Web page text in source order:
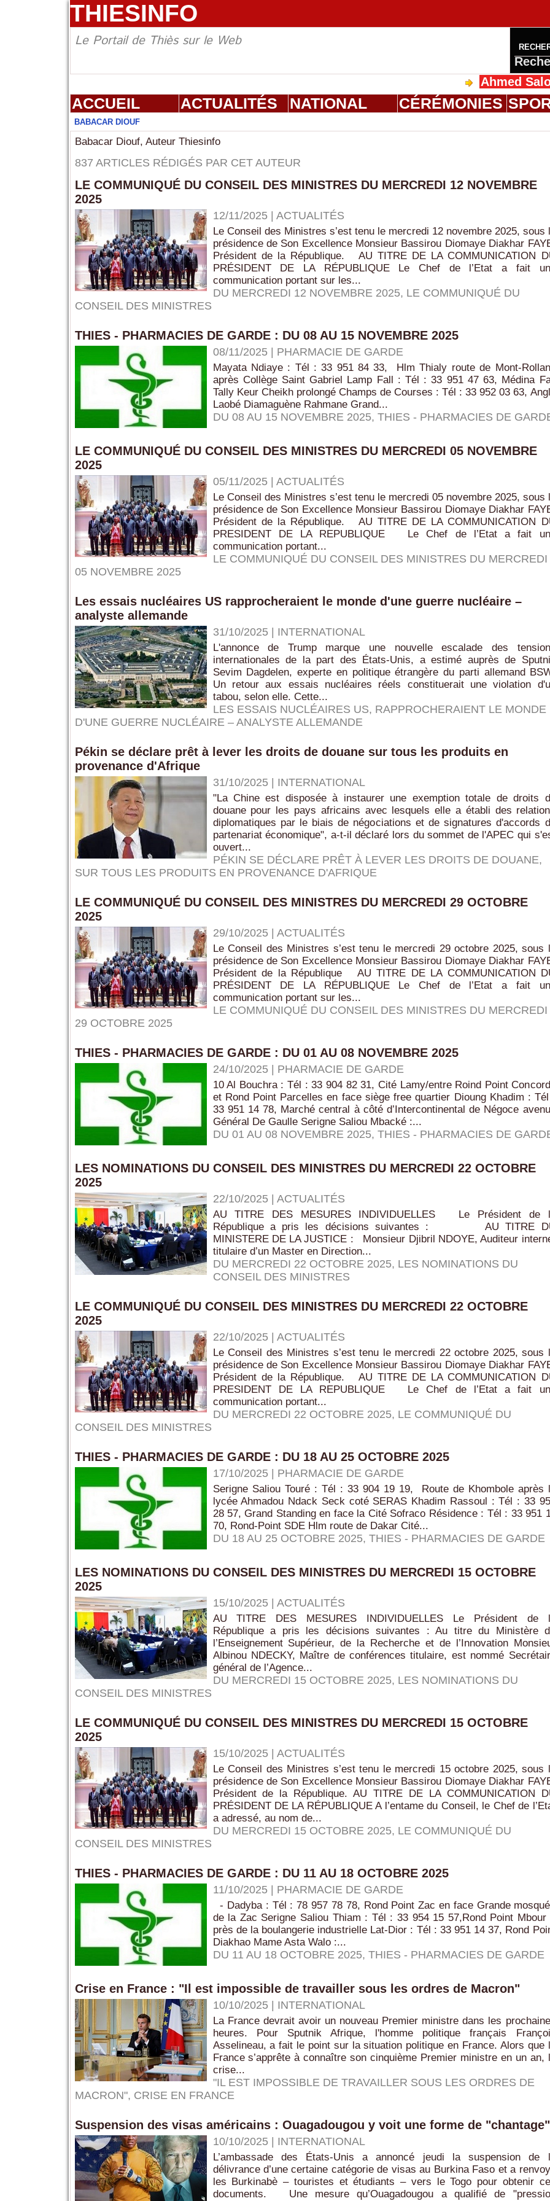
THIESINFO
Le Portail de Thiès sur le Web
Ahmed Saloum
ACCUEIL ACTUALITÉS NATIONAL CÉRÉMONIES
BABACAR DIOUF
Babacar Diouf, Auteur Thiesinfo
837 ARTICLES RÉDIGÉS PAR CET AUTEUR
LE COMMUNIQUÉ DU CONSEIL DES MINISTRES DU MERCREDI 12 NOVEMBRE
2025
12/11/2025| ACTUALITÉS
Le Conseil des Ministres s’est tenu le mercredi 12 novembre 2025, sous
présidence de Son Excellence Monsieur Bassirou Diomaye Diakhar
Président de la République. AU TITRE DE LA COMMUNICATION
PRÉSIDENT DE LA RÉPUBLIQUE Le Chef de l’Etat a fait
communication portant sur les...
DU MERCREDI 12 NOVEMBRE 2025, LE COMMUNIQUÉ DU
CONSEIL DES MINISTRES
THIES - PHARMACIES DE GARDE : DU 08 AU 15 NOVEMBRE 2025
08/11/2025| PHARMACIE DE GARDE
Mayata Ndiaye : Tél : 33 951 84 33, Hlm Thialy route de Mont-
après Collège Saint Gabriel Lamp Fall : Tél : 33 951 47 63, Médina
Tally Keur Cheikh prolongé Champs de Courses : Tél : 33 952 03 63,
Laobé Diamaguène Rahmane Grand...
DU 08 AU 15 NOVEMBRE 2025, THIES - PHARMACIES DE
LE COMMUNIQUÉ DU CONSEIL DES MINISTRES DU MERCREDI 05 NOVEMBRE
2025
05/11/2025| ACTUALITÉS
Le Conseil des Ministres s’est tenu le mercredi 05 novembre 2025, sous
présidence de Son Excellence Monsieur Bassirou Diomaye Diakhar
Président de la République. AU TITRE DE LA COMMUNICATION
PRESIDENT DE LA REPUBLIQUE Le Chef de l’Etat a fait
communication portant...
LE COMMUNIQUÉ DU CONSEIL DES MINISTRES DU MERCREDI
05 NOVEMBRE 2025
Les essais nucléaires US rapprocheraient le monde d'une guerre nucléaire –
analyste allemande
31/10/2025| INTERNATIONAL
L'annonce de Trump marque une nouvelle escalade des
internationales de la part des États-Unis, a estimé auprès de
Sevim Dagdelen, experte en politique étrangère du parti allemand
Un retour aux essais nucléaires réels constituerait une violation
tabou, selon elle. Cette...
LES ESSAIS NUCLÉAIRES US, RAPPROCHERAIENT LE MONDE
D'UNE GUERRE NUCLÉAIRE – ANALYSTE ALLEMANDE
Pékin se déclare prêt à lever les droits de douane sur tous les produits en
provenance d'Afrique
31/10/2025| INTERNATIONAL
"La Chine est disposée à instaurer une exemption totale de droits
douane pour les pays africains avec lesquels elle a établi des
diplomatiques par le biais de négociations et de signatures d'accords
partenariat économique", a-t-il déclaré lors du sommet de l'APEC qui
ouvert...
PÉKIN SE DÉCLARE PRÊT À LEVER LES DROITS DE DOUANE,
SUR TOUS LES PRODUITS EN PROVENANCE D'AFRIQUE
LE COMMUNIQUÉ DU CONSEIL DES MINISTRES DU MERCREDI 29 OCTOBRE
2025
29/10/2025| ACTUALITÉS
Le Conseil des Ministres s’est tenu le mercredi 29 octobre 2025, sous
présidence de Son Excellence Monsieur Bassirou Diomaye Diakhar
Président de la République AU TITRE DE LA COMMUNICATION
PRÉSIDENT DE LA RÉPUBLIQUE Le Chef de l’Etat a fait
communication portant sur les...
LE COMMUNIQUÉ DU CONSEIL DES MINISTRES DU MERCREDI
29 OCTOBRE 2025
THIES - PHARMACIES DE GARDE : DU 01 AU 08 NOVEMBRE 2025
24/10/2025| PHARMACIE DE GARDE
10 Al Bouchra : Tél : 33 904 82 31, Cité Lamy/entre Roind Point
et Rond Point Parcelles en face siège free quartier Dioung Khadim :
33 951 14 78, Marché central à côté d’Intercontinental de Négoce
Général De Gaulle Serigne Saliou Mbacké :...
DU 01 AU 08 NOVEMBRE 2025, THIES - PHARMACIES DE
LES NOMINATIONS DU CONSEIL DES MINISTRES DU MERCREDI 22 OCTOBRE
2025
22/10/2025| ACTUALITÉS
AU TITRE DES MESURES INDIVIDUELLES Le Président de
République a pris les décisions suivantes : AU TITRE
MINISTERE DE LA JUSTICE : Monsieur Djibril NDOYE, Auditeur
titulaire d’un Master en Direction...
DU MERCREDI 22 OCTOBRE 2025, LES NOMINATIONS DU
CONSEIL DES MINISTRES
LE COMMUNIQUÉ DU CONSEIL DES MINISTRES DU MERCREDI 22 OCTOBRE
2025
22/10/2025| ACTUALITÉS
Le Conseil des Ministres s’est tenu le mercredi 22 octobre 2025, sous
présidence de Son Excellence Monsieur Bassirou Diomaye Diakhar
Président de la République. AU TITRE DE LA COMMUNICATION
PRESIDENT DE LA REPUBLIQUE Le Chef de l’Etat a fait
communication portant...
DU MERCREDI 22 OCTOBRE 2025, LE COMMUNIQUÉ DU
CONSEIL DES MINISTRES
THIES - PHARMACIES DE GARDE : DU 18 AU 25 OCTOBRE 2025
17/10/2025| PHARMACIE DE GARDE
Serigne Saliou Touré : Tél : 33 904 19 19, Route de Khombole après
lycée Ahmadou Ndack Seck coté SERAS Khadim Rassoul : Tél : 33
28 57, Grand Standing en face la Cité Sofraco Résidence : Tél : 33 951
70, Rond-Point SDE Hlm route de Dakar Cité...
DU 18 AU 25 OCTOBRE 2025, THIES - PHARMACIES DE GARDE
LES NOMINATIONS DU CONSEIL DES MINISTRES DU MERCREDI 15 OCTOBRE
2025
15/10/2025| ACTUALITÉS
AU TITRE DES MESURES INDIVIDUELLES Le Président de
République a pris les décisions suivantes : Au titre du Ministère
l’Enseignement Supérieur, de la Recherche et de l’Innovation
Albinou NDECKY, Maître de conférences titulaire, est nommé
général de l’Agence...
DU MERCREDI 15 OCTOBRE 2025, LES NOMINATIONS DU
CONSEIL DES MINISTRES
LE COMMUNIQUÉ DU CONSEIL DES MINISTRES DU MERCREDI 15 OCTOBRE
2025
15/10/2025| ACTUALITÉS
Le Conseil des Ministres s’est tenu le mercredi 15 octobre 2025, sous
présidence de Son Excellence Monsieur Bassirou Diomaye Diakhar
Président de la République. AU TITRE DE LA COMMUNICATION
PRÉSIDENT DE LA RÉPUBLIQUE A l’entame du Conseil, le Chef de
a adressé, au nom de...
DU MERCREDI 15 OCTOBRE 2025, LE COMMUNIQUÉ DU
CONSEIL DES MINISTRES
THIES - PHARMACIES DE GARDE : DU 11 AU 18 OCTOBRE 2025
11/10/2025| PHARMACIE DE GARDE
- Dadyba : Tél : 78 957 78 78, Rond Point Zac en face Grande
de la Zac Serigne Saliou Thiam : Tél : 33 954 15 57,Rond Point Mbour
près de la boulangerie industrielle Lat-Dior : Tél : 33 951 14 37, Rond
Diakhao Mame Asta Walo :...
DU 11 AU 18 OCTOBRE 2025, THIES - PHARMACIES DE GARDE
Crise en France : "Il est impossible de travailler sous les ordres de Macron"
10/10/2025| INTERNATIONAL
La France devrait avoir un nouveau Premier ministre dans les
heures. Pour Sputnik Afrique, l'homme politique français
Asselineau, a fait le point sur la situation politique en France. Alors que
France s’apprête à connaître son cinquième Premier ministre en un an,
crise...
"IL EST IMPOSSIBLE DE TRAVAILLER SOUS LES ORDRES DE
MACRON", CRISE EN FRANCE
Suspension des visas américains : Ouagadougou y voit une forme de "chantage"
10/10/2025| INTERNATIONAL
L’ambassade des États-Unis a annoncé jeudi la suspension de
délivrance d’une certaine catégorie de visas au Burkina Faso et a
les Burkinabè – touristes et étudiants – vers le Togo pour obtenir
documents. Une mesure qu’Ouagadougou a qualifié de